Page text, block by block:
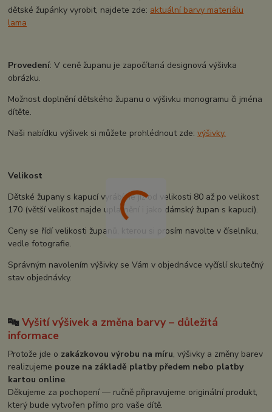
dětské župánky vyrobit, najdete zde: aktuální barvy materiálu
lama
Provedení: V ceně županu je započítaná designová výšivka
obrázku.
Možnost doplnění dětského županu o výšivku monogramu či jména
dítěte.
Naši nabídku výšivek si můžete prohlédnout zde:výšivky.
Velikost
Dětské župany s kapucí vyrábíme již od velikosti 80 až po velikost
170 (větší velikost najde uplatnění i jako dámský župan s kapucí).
Ceny se řídí velikosti županů, kterou si prosím navolte v číselníku,
vedle fotografie.
Správným navolením výšivky se Vám v objednávce vyčíslí skutečný
stav objednávky.
🔤Vyšití výšivek a změna barvy – důležitá
informace
Protože jde o zakázkovou výrobu na míru, výšivky a změny barev
realizujeme pouze na základě platby předem nebo platby
kartou online.
Děkujeme za pochopení — ručně připravujeme originální produkt,
který bude vytvořen přímo pro vaše dítě.